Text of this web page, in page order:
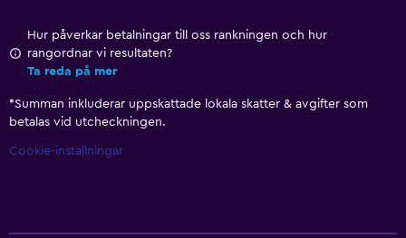
Hur påverkar betalningar till oss rankningen och hur
rangordnar vi resultaten?
Ta reda på mer
*Summan inkluderar uppskattade lokala skatter & avgifter som
betalas vid utcheckningen.
Cookie-inställningar